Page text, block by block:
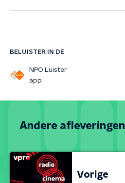
BELUISTER IN DE
NPO Luister
app
Andere afleveringen
Vorige